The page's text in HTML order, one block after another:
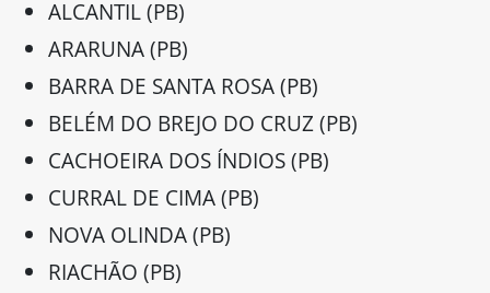
ALCANTIL (PB)
ARARUNA (PB)
BARRA DE SANTA ROSA (PB)
BELÉM DO BREJO DO CRUZ (PB)
CACHOEIRA DOS ÍNDIOS (PB)
CURRAL DE CIMA (PB)
NOVA OLINDA (PB)
RIACHÃO (PB)